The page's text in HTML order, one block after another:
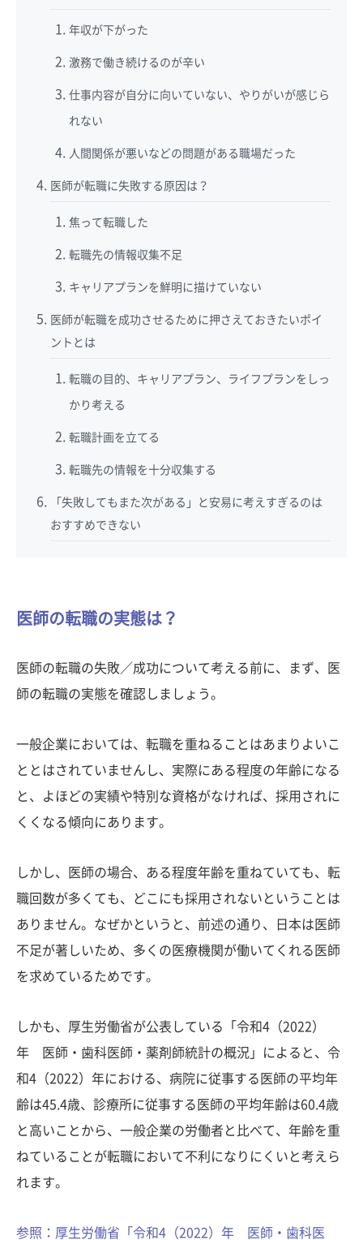
年収が下がった
激務で働き続けるのが辛い
仕事内容が自分に向いていない、やりがいが感じら
れない
人間関係が悪いなどの問題がある職場だった
医師が転職に失敗する原因は？
焦って転職した
転職先の情報収集不足
キャリアプランを鮮明に描けていない
医師が転職を成功させるために押さえておきたいポイ
ントとは
転職の目的、キャリアプラン、ライフプランをしっ
かり考える
転職計画を立てる
転職先の情報を十分収集する
「失敗してもまた次がある」と安易に考えすぎるのは
おすすめできない
医師の転職の実態は？
医師の転職の失敗／成功について考える前に、まず、医
師の転職の実態を確認しましょう。
一般企業においては、転職を重ねることはあまりよいこ
ととはされていませんし、実際にある程度の年齢になる
と、よほどの実績や特別な資格がなければ、採用されに
くくなる傾向にあります。
しかし、医師の場合、ある程度年齢を重ねていても、転
職回数が多くても、どこにも採用されないということは
ありません。なぜかというと、前述の通り、日本は医師
不足が著しいため、多くの医療機関が働いてくれる医師
を求めているためです。
しかも、厚生労働省が公表している「令和4（2022）
年 医師・歯科医師・薬剤師統計の概況」によると、令
和4（2022）年における、病院に従事する医師の平均年
齢は45.4歳、診療所に従事する医師の平均年齢は60.4歳
と高いことから、一般企業の労働者と比べて、年齢を重
ねていることが転職において不利になりにくいと考えら
れます。
参照：厚生労働省「令和4（2022）年 医師・歯科医